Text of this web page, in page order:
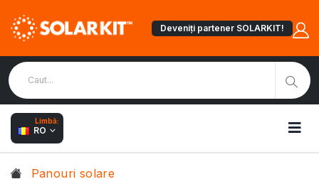
Deveniți partener SOLARKIT!
Limbă:
RO
Panouri solare